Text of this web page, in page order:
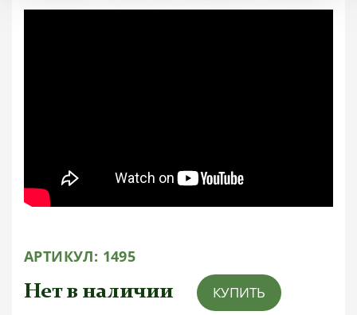
АРТИКУЛ: 1495
Нет в наличии КУПИТЬ